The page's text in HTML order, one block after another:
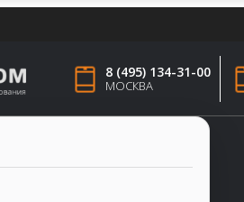
8 (495) 134-31-00
МОСКВА